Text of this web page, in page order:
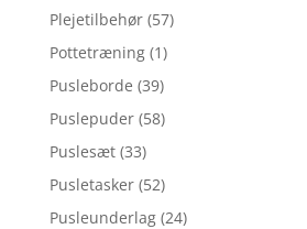
Plejetilbehør (57)
Pottetræning (1)
Pusleborde (39)
Puslepuder (58)
Puslesæt (33)
Pusletasker (52)
Pusleunderlag (24)